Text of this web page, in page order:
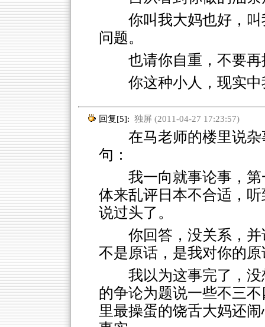
你叫我大妈也好，
问题。
也请你自重，不要
你这种小人，现实
回复[5]: 独屏 (2011-04-27 17:23:57)
在马老师的楼里说杂
句：
我一向就事论事，
体来乱评日本不合适，
说过头了。
你回答，没关系，
不是原话，是我对你的
我以为这事完了，
的争论为题说一些不三
里最操蛋的饶舌大妈还